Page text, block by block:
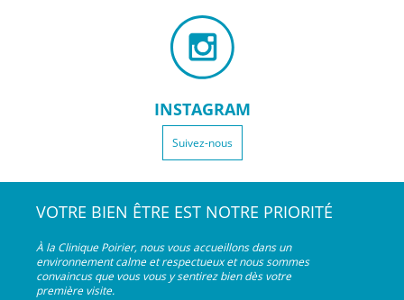
INSTAGRAM
Suivez-nous
VOTRE BIEN ÊTRE EST NOTRE PRIORITÉ
À la Clinique Poirier, nous vous accueillons dans un
environnement calme et respectueux et nous sommes
convaincus que vous vous y sentirez bien dès votre
première visite.